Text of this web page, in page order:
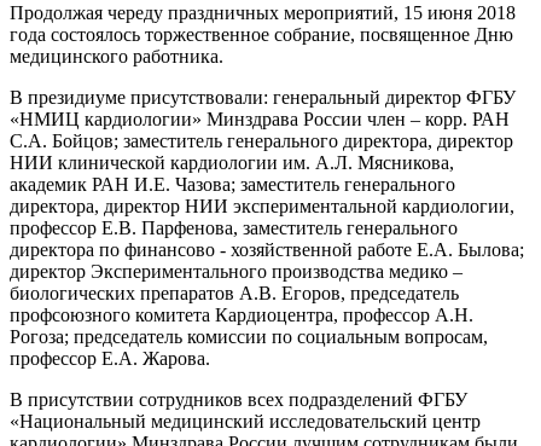
Продолжая череду праздничных мероприятий, 15 июня 2018
года состоялось торжественное собрание, посвященное Дню
медицинского работника.
В президиуме присутствовали: генеральный директор ФГБУ
«НМИЦ кардиологии» Минздрава России член – корр. РАН
С.А. Бойцов; заместитель генерального директора, директор
НИИ клинической кардиологии им. А.Л. Мясникова,
академик РАН И.Е. Чазова; заместитель генерального
директора, директор НИИ экспериментальной кардиологии,
профессор Е.В. Парфенова, заместитель генерального
директора по финансово - хозяйственной работе Е.А. Былова;
директор Экспериментального производства медико –
биологических препаратов А.В. Егоров, председатель
профсоюзного комитета Кардиоцентра, профессор А.Н.
Рогоза; председатель комиссии по социальным вопросам,
профессор Е.А. Жарова.
В присутствии сотрудников всех подразделений ФГБУ
«Национальный медицинский исследовательский центр